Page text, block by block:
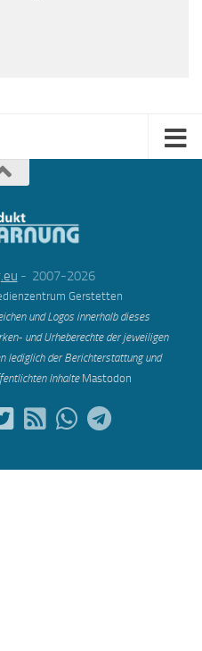
- 2007-2026
Gerstetten
und Logos innerhalb dieses
und Urheberechte der jeweiligen
lediglich der Berichterstattung und
Inhalte Mastodon